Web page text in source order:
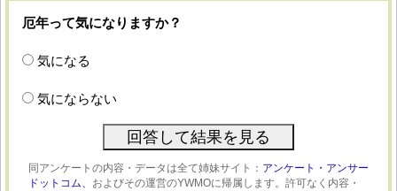
厄年って気になりますか？
気になる
気にならない
同アンケートの内容・データは全て姉妹サイト： アンケート・アンサー
ドットコム、 およびその運営のYWMOに帰属します。許可なく内容・